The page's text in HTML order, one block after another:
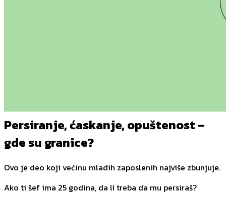
Persiranje, ćaskanje, opuštenost –
gde su granice?
Ovo je deo koji većinu mladih zaposlenih najviše zbunjuje.
Ako ti šef ima 25 godina, da li treba da mu persiraš?